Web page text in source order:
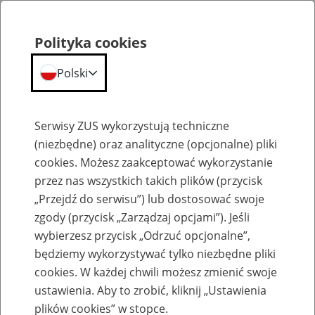
Emerytury
Baza zlikwidowanych lub
przekształconych zakładów pracy
Polityka cookies
Polski
Serwisy ZUS wykorzystują techniczne
(niezbędne) oraz analityczne (opcjonalne) pliki
cookies. Możesz zaakceptować wykorzystanie
przez nas wszystkich takich plików (przycisk
„Przejdź do serwisu”) lub dostosować swoje
zgody (przycisk „Zarządzaj opcjami”). Jeśli
wybierzesz przycisk „Odrzuć opcjonalne”,
będziemy wykorzystywać tylko niezbędne pliki
cookies. W każdej chwili możesz zmienić swoje
ustawienia. Aby to zrobić, kliknij „Ustawienia
plików cookies” w stopce.